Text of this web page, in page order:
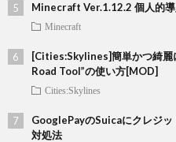
Minecraft Ver.1.12.2 個人的
Minecraft
[Cities:Skylines]簡単かつ綺麗
Road Tool”の使い方[MOD]
Cities:Skylines
GooglePayのSuicaにクレジ
対処法